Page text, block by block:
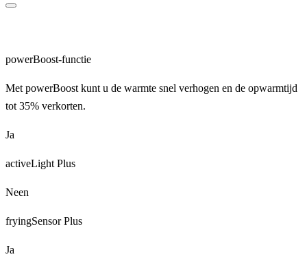
powerBoost-functie
Met powerBoost kunt u de warmte snel verhogen en de opwarmtijd
tot 35% verkorten.
Ja
activeLight Plus
Neen
fryingSensor Plus
Ja